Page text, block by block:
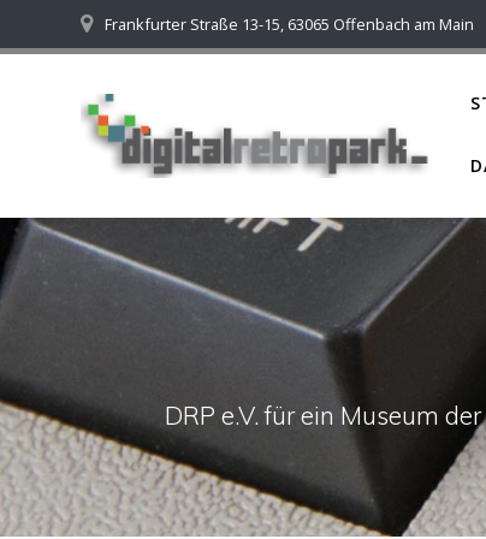
to
Frankfurter Straße 13-15, 63065 Offenbach am Main
DRP e.V. für ein Museum